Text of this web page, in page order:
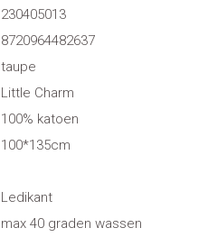
230405013
8720964482637
taupe
Little Charm
100% katoen
100*135cm
Ledikant
max 40 graden wassen